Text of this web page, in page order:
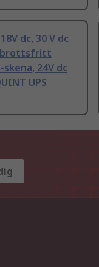
dc, 30 V dc
24V dc
UPS